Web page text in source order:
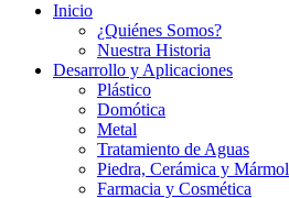
Inicio
¿Quiénes Somos?
Nuestra Historia
Desarrollo y Aplicaciones
Plástico
Domótica
Metal
Tratamiento de Aguas
Piedra, Cerámica y Mármol
Farmacia y Cosmética